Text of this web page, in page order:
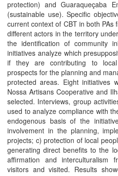
protection) and Guaraqueçaba
(sustainable use). Specific
current context of CBT in both
different actors in the territory
the identification of community
initiatives analyze which
if they are contributing to local
prospects for the planning and
protected areas. Eight initiatives
Nossa Artisans Cooperative and
selected. Interviews, group
used to analyze compliance with
endogenous basis of the
involvement in the planning,
projects; c) protection of local
generating direct benefits to the
affirmation and interculturalism
visitors and visited. Results